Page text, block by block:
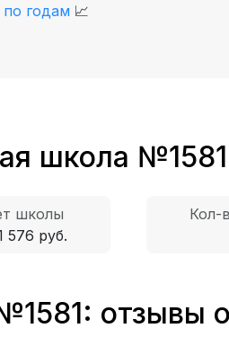
по годам 📈
школа №1581
школы
576 руб.
Кол-
отзывы